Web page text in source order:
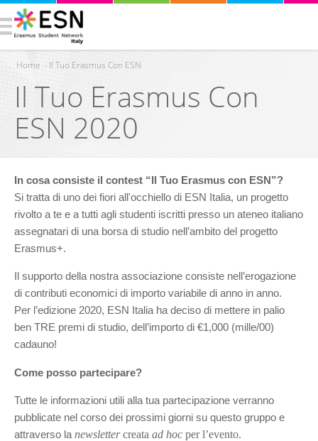
Tu sei qui
Home › Il Tuo Erasmus Con ESN
Il Tuo Erasmus Con
ESN 2020
In cosa consiste il contest “Il Tuo Erasmus con ESN”?
Si tratta di uno dei fiori all'occhiello di ESN Italia, un progetto
rivolto a te e a tutti agli studenti iscritti presso un ateneo italiano
assegnatari di una borsa di studio nell’ambito del progetto
Erasmus+.
Il supporto della nostra associazione consiste nell’erogazione
di contributi economici di importo variabile di anno in anno.
Per l’edizione 2020, ESN Italia ha deciso di mettere in palio
ben TRE premi di studio, dell’importo di €1,000 (mille/00)
cadauno!
Come posso partecipare?
Tutte le informazioni utili alla tua partecipazione verranno
pubblicate nel corso dei prossimi giorni su questo gruppo e
attraverso la newsletter creata ad hoc per l’evento.